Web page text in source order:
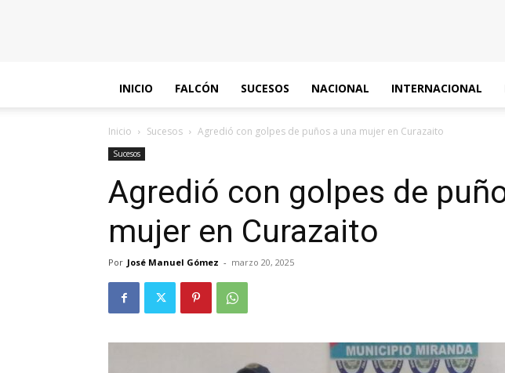
INICIO FALCÓN SUCESOS NACIONAL INTERNACIONAL
Inicio Sucesos Agredió con golpes de puños a una mujer en Curazaito
Sucesos
Agredió con golpes de
mujer en Curazaito
Por José Manuel Gómez - marzo 20, 2025